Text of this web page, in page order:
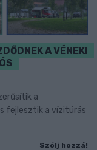
A VÉNEKI
a
fejlesztik a vízitúrás
Szólj hozzá!